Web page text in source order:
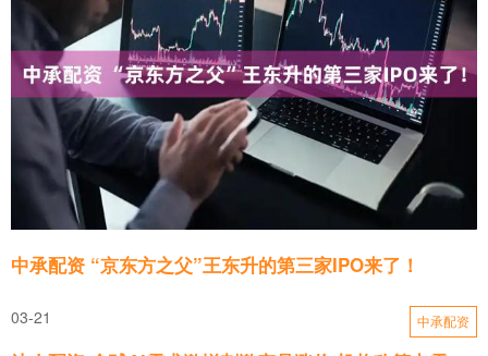
中承配资 “京东方之父”王东升的第三家IPO来了！
03-21 中承配资